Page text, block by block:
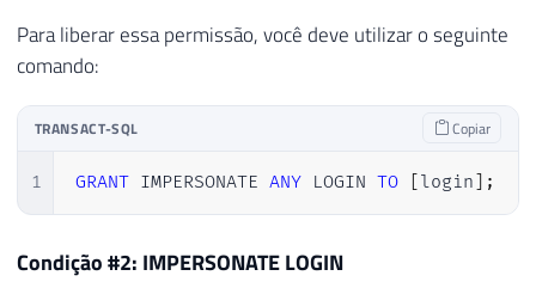
Para liberar essa permissão, você deve utilizar o seguinte
comando:
TRANSACT-SQL Copiar
1 GRANT IMPERSONATE ANY LOGIN TO [login] ;
Condição #2: IMPERSONATE LOGIN